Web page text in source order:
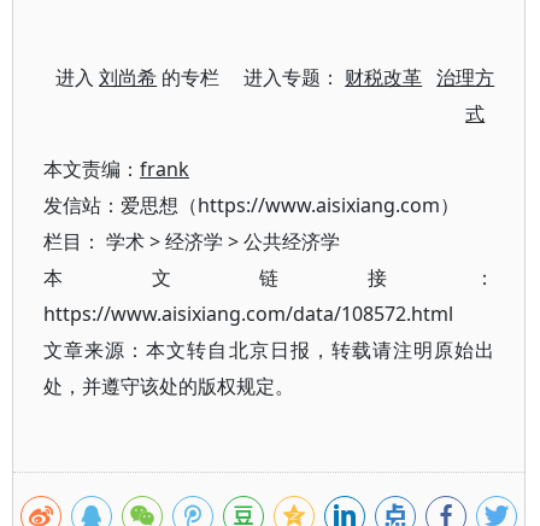
进入刘尚希 的专栏 进入专题： 财税改革 治理方
式
本文责编： frank
发信站：爱思想（https://www.aisixiang.com）
栏目： 学术>经济学 >公共经济学
本文链接：
https://www.aisixiang.com/data/108572.html
文章来源：本文转自北京日报，转载请注明原始出
处，并遵守该处的版权规定。